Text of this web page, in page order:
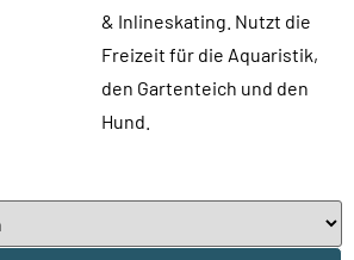
& Inlineskating. Nutzt die
Freizeit für die Aquaristik,
den Gartenteich und den
Hund.